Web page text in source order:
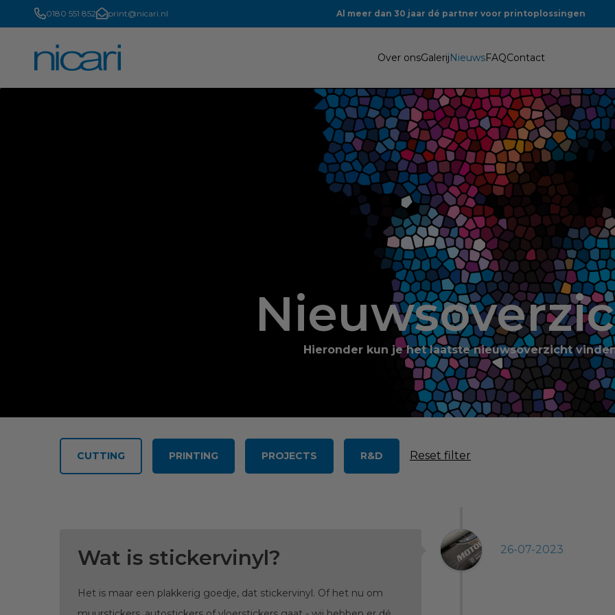
0180 551 852 print@nicari.nl Al meer dan 30 jaar dé partner voor printoplossingen
Over onsGalerijNieuwsFAQContact
Hieronder kun je het laatste nieuwsoverzicht
CUTTING PRINTING PROJECTS R&D Reset filter
Wat is stickervinyl?
Het is maar een plakkerig goedje, dat stickervinyl. Of het nu om
26-07-2023